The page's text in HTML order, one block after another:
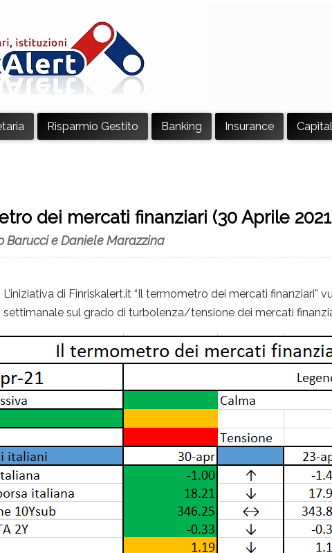
Risparmio Gestito Banking Insurance
dei mercati finanziari (30 Aprile
Barucci e Daniele Marazzina
L’iniziativa di Finriskalert.it “Il termometro dei mercati finanziari”
settimanale sul grado di turbolenza/tensione dei mercati